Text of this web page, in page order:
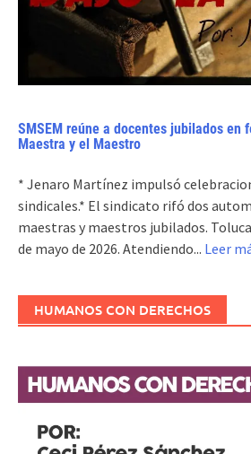
SMSEM reúne a docentes jubilados en
Maestra y el Maestro
* Jenaro Martínez impulsó
sindicales.* El sindicato rifó dos
maestras y maestros jubilados.
de mayo de 2026. Atendiendo... Leer
HUMANOS CON DERECHOS